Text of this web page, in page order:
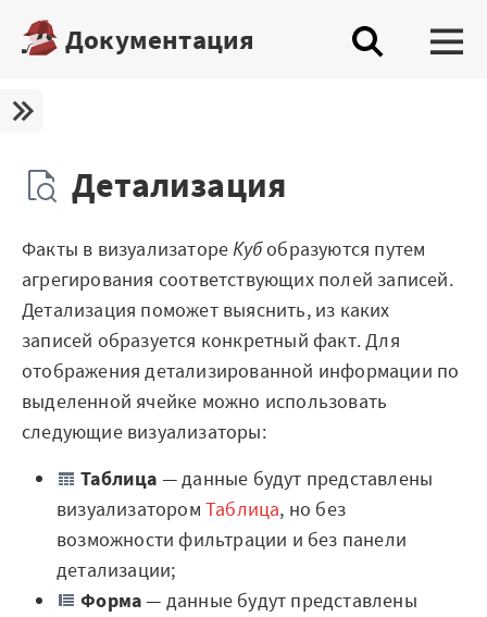
Документация
Купить настольную редакцию
Запросить trial сервера
Демостенды
Документация
Демопримеры
Шифратор пакетов
Архитектура Loginom
Системные требования
Цены
Детализация
Факты в визуализатореКубобразуются путем
агрегирования соответствующих полей записей.
Детализация поможет выяснить, из каких
записей образуется конкретный факт. Для
отображения детализированной информации по
выделенной ячейке можно использовать
следующие визуализаторы:
Таблица — данные будут представлены
визуализатором Таблица, но без
возможности фильтрации и без панели
детализации;
Форма— данные будут представлены